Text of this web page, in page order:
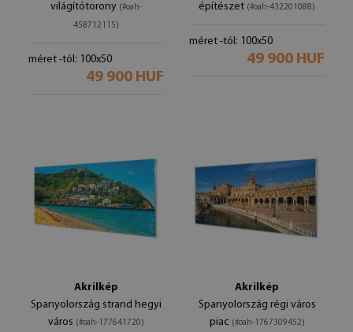
világítótorony (#oah-
458712115)
méret -tól: 100x50
49 900 HUF
építészet (#oah-432201088)
méret -tól: 100x50
49 900 HUF
Akrilkép
Spanyolország strand hegyi
város (#oah-177641720)
Akrilkép
Spanyolország régi város
piac (#oah-1767309452)